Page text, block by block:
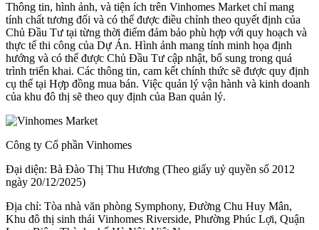
Thông tin, hình ảnh, và tiện ích trên Vinhomes Market chỉ mang
tính chất tương đối và có thể được điều chỉnh theo quyết định của
Chủ Đầu Tư tại từng thời điểm đảm bảo phù hợp với quy hoạch và
thực tế thi công của Dự Án. Hình ảnh mang tính minh họa định
hướng và có thể được Chủ Đầu Tư cập nhật, bổ sung trong quá
trình triển khai. Các thông tin, cam kết chính thức sẽ được quy định
cụ thể tại Hợp đồng mua bán. Việc quản lý vận hành và kinh doanh
của khu đô thị sẽ theo quy định của Ban quản lý.
Công ty Cổ phần Vinhomes
Đại diện: Bà Đào Thị Thu Hương (Theo giấy uỷ quyền số 2012
ngày 20/12/2025)
Địa chỉ: Tòa nhà văn phòng Symphony, Đường Chu Huy Mân,
Khu đô thị sinh thái Vinhomes Riverside, Phường Phúc Lợi, Quận